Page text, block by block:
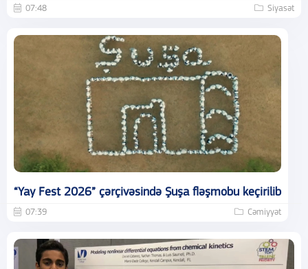
07:48 Siyasət
“Yay Fest 2026” çərçivəsində Şuşa fləşmobu keçirilib
07:39 Cəmiyyət